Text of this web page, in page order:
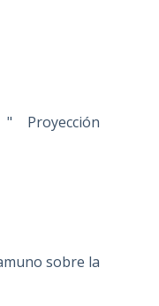
" Proyección
sobre la